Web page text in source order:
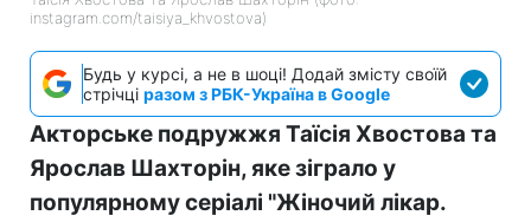
instagram.com/taisiya_khvostova)
Будь у курсі, а не в шоці! Додай змісту своїй
стрічці разом з РБК-Україна в Google
Акторське подружжя Таїсія Хвостова та
Ярослав Шахторін, яке зіграло у
популярному серіалі "Жіночий лікар.